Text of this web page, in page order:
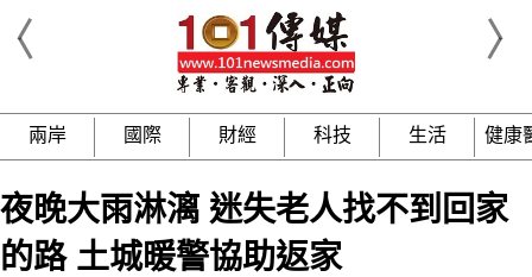
兩岸 國際 財經 科技 生活 健康
夜晚大雨淋漓 迷失老人找不到回家
的路 土城暖警協助返家